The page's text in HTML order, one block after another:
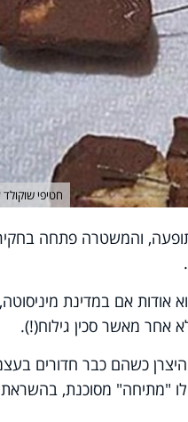
חטיפי
והמשטרה פתחה
אודות אם במדינת
מאשר סכין גילוח(!).
כשהם כבר חדורים
"מתיחה" מסוכנת, בהשראת